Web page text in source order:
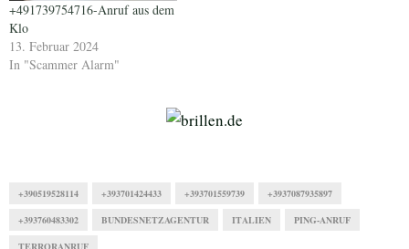
+491739754716-Anruf aus dem
Klo
13. Februar 2024
In "Scammer Alarm"
+390519528114 +393701424433 +393701559739 +3937087935897
+393760483302 BUNDESNETZAGENTUR ITALIEN PING-ANRUF
TERRORANRUF